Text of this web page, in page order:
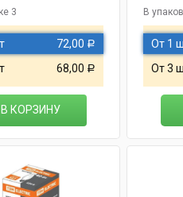
3
72,00 Р
68,00 Р
В КОРЗИНУ
В
От 1
От 3